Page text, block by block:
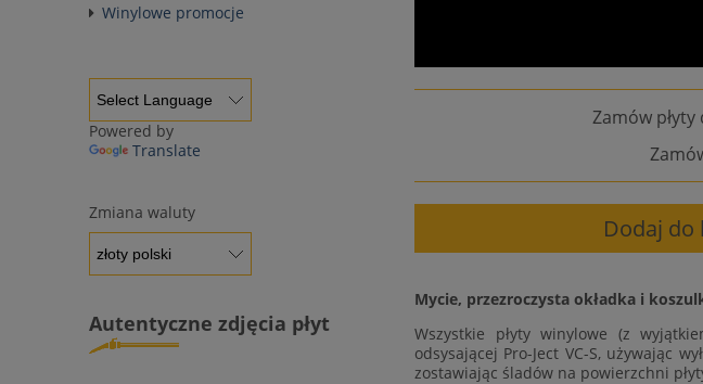
Winylowe promocje
Powered by
Translate
Zmiana waluty
Autentyczne zdjęcia płyt
Zamów
Dodaj do
Mycie, przezroczysta okładka i
Wszystkie płyty winylowe (z
odsysającej Pro-Ject VC-S, używając
zostawiając śladów na powierzchni